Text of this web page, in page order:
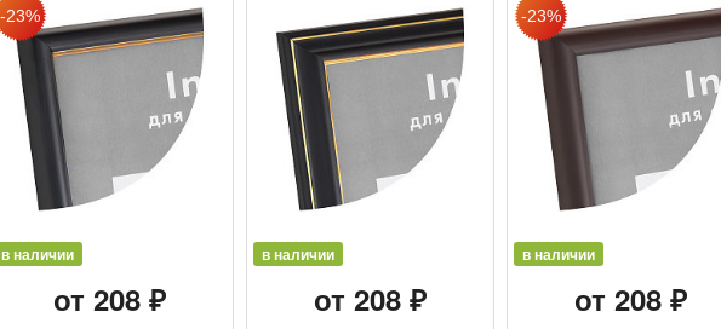
в наличии
от 208 ₽
в наличии
от 208 ₽
в наличии
от 208 ₽